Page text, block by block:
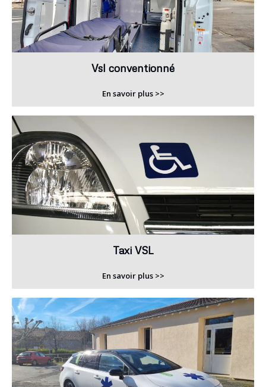
Vsl conventionné
En savoir plus >>
Taxi VSL
En savoir plus >>